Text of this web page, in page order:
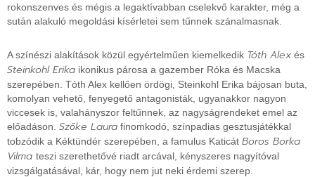
rokonszenves és mégis a legaktívabban cselekvő karakter, még a
sután alakuló megoldási kísérletei sem tűnnek szánalmasnak.
A színészi alakítások közül egyértelműen kiemelkedik Tóth Alex és
Steinkohl Erika ikonikus párosa a gazember Róka és Macska
szerepében. Tóth Alex kellően ördögi, Steinkohl Erika bájosan buta,
komolyan vehető, fenyegető antagonisták, ugyanakkor nagyon
viccesek is, valahányszor feltűnnek, az nagyságrendeket emel az
előadáson. Szőke Laura finomkodó, színpadias gesztusjátékkal
tobzódik a Kéktündér szerepében, a famulus Katicát Boros Borka
Vilma teszi szerethetővé riadt arcával, kényszeres nagyítóval
vizsgálgatásával, kár, hogy nem jut neki érdemi szerep.